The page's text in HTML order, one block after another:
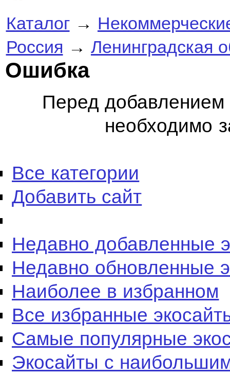
Каталог→
Россия → Ленинградская
Ошибка
Перед добавлением
необходимо
Все категории
Добавить сайт
Недавно добавленные
Недавно обновленные
Наиболее в избранном
Все избранные
Самые популярные
Экосайты с